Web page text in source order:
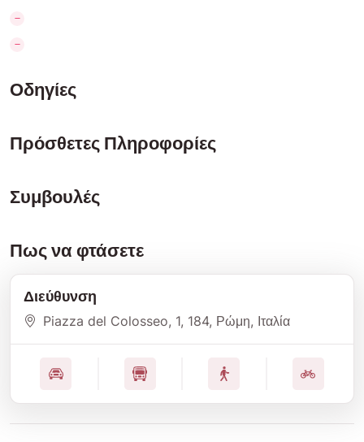
Οδηγίες
Πρόσθετες Πληροφορίες
Συμβουλές
Πως να φτάσετε
Διεύθυνση
Piazza del Colosseo, 1, 184, Ρώμη, Ιταλία